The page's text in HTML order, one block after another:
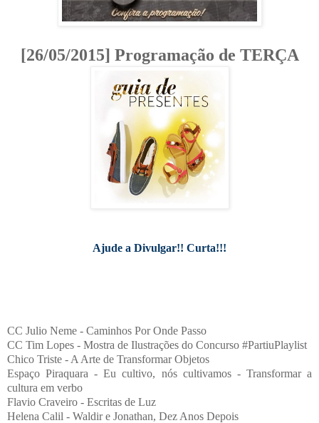
[26/05/2015] Programação de TERÇA
Ajude a Divulgar!! Curta!!!
CC Julio Neme - Caminhos Por Onde Passo
CC Tim Lopes - Mostra de Ilustrações do Concurso #PartiuPlaylist
Chico Triste - A Arte de Transformar Objetos
Espaço Piraquara - Eu cultivo, nós cultivamos - Transformar a
cultura em verbo
Flavio Craveiro - Escritas de Luz
Helena Calil - Waldir e Jonathan, Dez Anos Depois